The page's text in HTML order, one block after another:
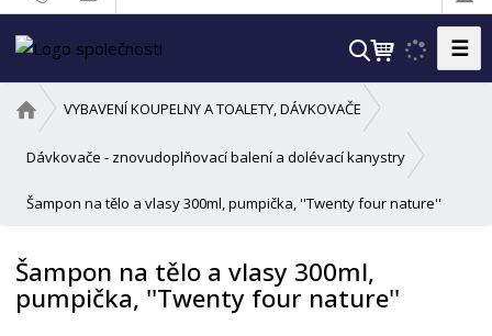
V
h
l
e
a
☰
v
o
n
t
r
VYBAVENÍ KOUPELNY A TOALETY, DÁVKOVAČE
Dávkovače - znovudoplňovací balení a dolévací kanystry
Šampon na tělo a vlasy 300ml, pumpička, ''Twenty four nature''
Šampon na tělo a vlasy 300ml,
pumpička, ''Twenty four nature''